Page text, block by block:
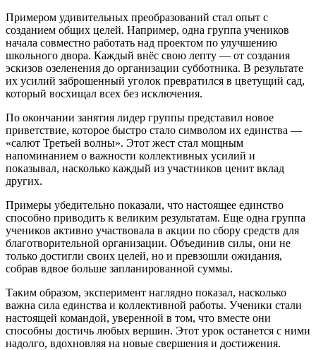
Примером удивительных преобразований стал опыт с
созданием общих целей. Например, одна группа учеников
начала совместно работать над проектом по улучшению
школьного двора. Каждый внёс свою лепту — от создания
эскизов озеленения до организации субботника. В результате
их усилий заброшенный уголок превратился в цветущий сад,
который восхищал всех без исключения.
По окончании занятия лидер группы представил новое
приветствие, которое быстро стало символом их единства —
«салют Третьей волны». Этот жест стал мощным
напоминанием о важности коллективных усилий и
показывал, насколько каждый из участников ценит вклад
других.
Примеры убедительно показали, что настоящее единство
способно приводить к великим результатам. Еще одна группа
учеников активно участвовала в акции по сбору средств для
благотворительной организации. Объединив силы, они не
только достигли своих целей, но и превзошли ожидания,
собрав вдвое больше запланированной суммы.
Таким образом, эксперимент наглядно показал, насколько
важна сила единства и коллективной работы. Ученики стали
настоящей командой, уверенной в том, что вместе они
способны достичь любых вершин. Этот урок останется с ними
надолго, вдохновляя на новые свершения и достижения.